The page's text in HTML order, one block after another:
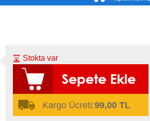
Stokta var
Kargo Ücreti:99,00 TL